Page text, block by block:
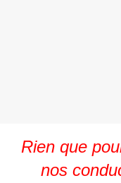
Rien que
nos